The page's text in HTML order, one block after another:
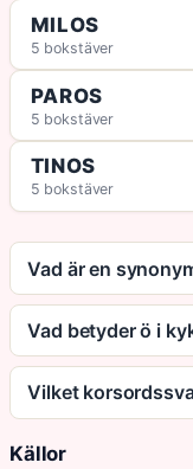
MILOS
5 bokstäver
PAROS
5 bokstäver
TINOS
5 bokstäver
Vad är en
Vad betyder ö i
Vilket
Källor